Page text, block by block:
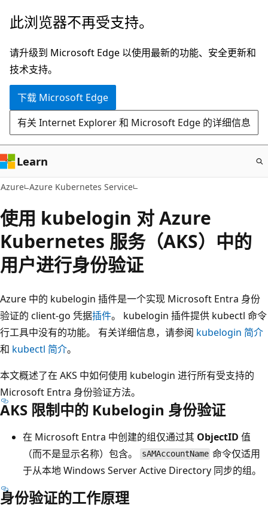
跳
主
要
内
此浏览器不再受支持。
请升级到 Microsoft Edge 以使用最新的功能、安全更新和
技术支持。
下载 Microsoft Edge
有关 Internet Explorer 和 Microsoft Edge 的详细信息
Learn
Azure Azure Kubernetes Service
使用 kubelogin 对 Azure
Kubernetes 服务（AKS）中的
用户进行身份验证
Azure 中的 kubelogin 插件是一个实现 Microsoft Entra 身份
验证的 client-go 凭据插件。 kubelogin 插件提供 kubectl 命令
行工具中没有的功能。 有关详细信息，请参阅 kubelogin 简介
和 kubectl 简介。
本文概述了在 AKS 中如何使用 kubelogin 进行所有受支持的
Microsoft Entra 身份验证方法。
AKS 限制中的 Kubelogin 身份验证
在 Microsoft Entra 中创建的组仅通过其 ObjectID 值
（而不是显示名称）包含。
sAMAccountName 命令仅适用
于从本地 Windows Server Active Directory 同步的组。
身份验证的工作原理